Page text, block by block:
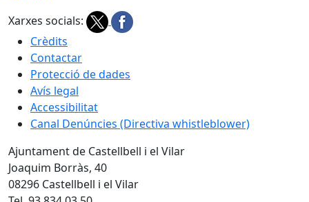
Xarxes socials:
Crèdits
Contactar
Protecció de dades
Avís legal
Accessibilitat
Canal Denúncies (Directiva whistleblower)
Ajuntament de Castellbell i el Vilar
Joaquim Borràs, 40
08296 Castellbell i el Vilar